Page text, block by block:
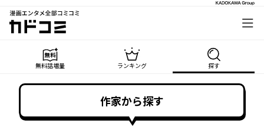
漫画エンタメ全部コミコミ
カドコミ
無料話増量 ランキング 探す
作家から探す